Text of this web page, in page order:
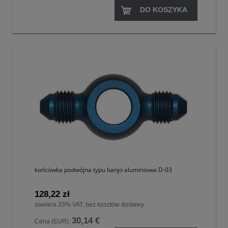
DO KOSZYKA
końcówka podwójna typu banjo aluminiowa D-03
128,22 zł
zawiera 23% VAT, bez kosztów dostawy
Cena (EUR): 30,14 €